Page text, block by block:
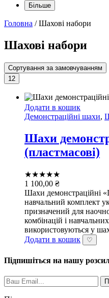
Більше
Головна / Шахові набори
Шахові набори
Сортування за замовчуванням
12
Додати в кошик
Демонстраційні шахи,
Шахи
(пластмасові)
★★★★★
1 100,00 ₴
Шахи демонстраційні
навчальний комплект
призначений для
комбінацій і
використовуються у
Додати в кошик
♡
Підпишіться на нашу